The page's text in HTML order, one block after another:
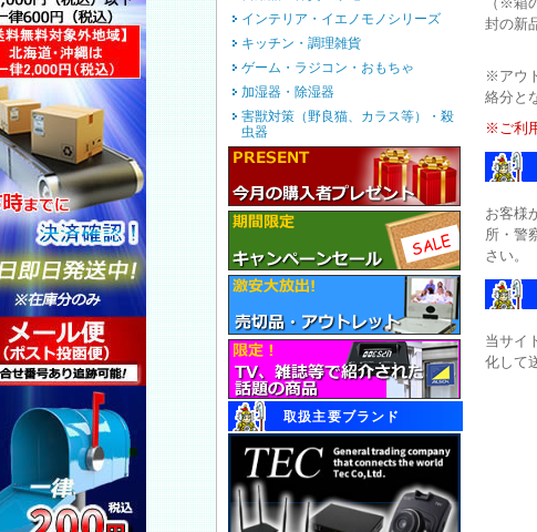
インテリア・イエノモノシリーズ
キッチン・調理雑貨
ゲーム・ラジコン・おもちゃ
加湿器・除湿器
害獣対策（野良猫、カラス等）・殺
虫器
取扱主要ブランド
封の新
※アウ
絡分と
※ご利
お客様
所・警
さい。
当サイ
化して